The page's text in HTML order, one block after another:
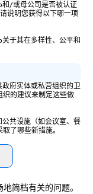
/或母公司是否被认证
说明您获得以下哪一项
于其在多样性、公平和
府实体或私营组织的卫
织的建议来制定这些做
共设施（如会议室、餐
了哪些新措施。
简档有关的问题。